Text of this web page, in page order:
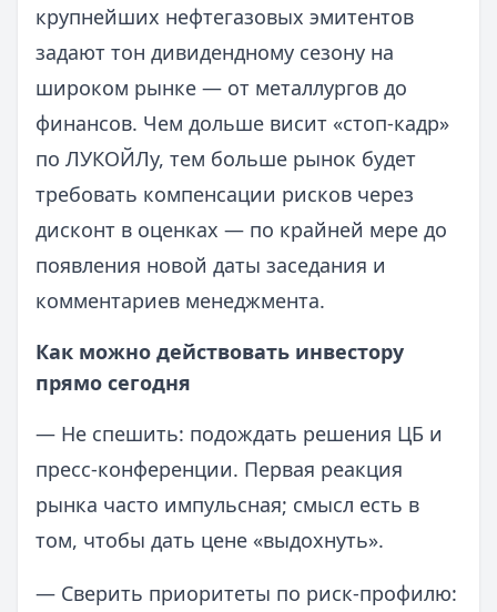
крупнейших нефтегазовых эмитентов
задают тон дивидендному сезону на
широком рынке — от металлургов до
финансов. Чем дольше висит «стоп‑кадр»
по ЛУКОЙЛу, тем больше рынок будет
требовать компенсации рисков через
дисконт в оценках — по крайней мере до
появления новой даты заседания и
комментариев менеджмента.
Как можно действовать инвестору
прямо сегодня
— Не спешить: подождать решения ЦБ и
пресс‑конференции. Первая реакция
рынка часто импульсная; смысл есть в
том, чтобы дать цене «выдохнуть».
— Сверить приоритеты по риск‑профилю: